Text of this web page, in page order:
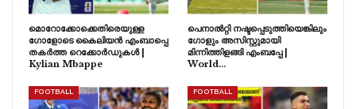
മൊറോക്കോക്കെതിരെയുള്ള
ഗോളോടെ കൈലിയൻ എംബാപ്പെ
തകർത്ത റെക്കോർഡുകൾ |
Kylian Mbappe
പെനാൽറ്റി നഷ്ടപ്പെടുത്തിയെങ്കിലും
ഗോളും അസിസ്റ്റുമായി
മിന്നിത്തിളങ്ങി എംബപ്പേ |
World…
FOOTBALL FOOTBALL